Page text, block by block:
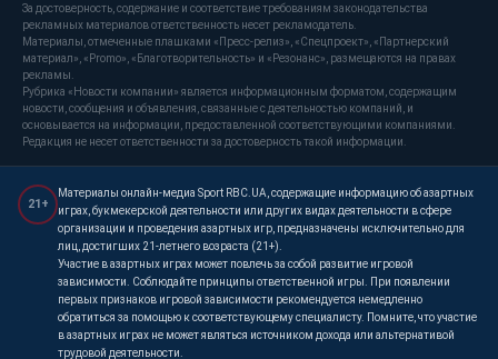
За достоверность, содержание и соответствие требованиям законодательства
рекламных материалов ответственность несет рекламодатель.
Материалы, отмеченные плашками «Пресс-релиз», «Спецпроект», «Партнерский
материал», «Promo», «Благотворительность» и «Резонанс», размещаются на правах
рекламы.
Рубрика «Новости компании» является информационным форматом, содержащим
новости, сообщения и объявления, связанные с деятельностью компаний, и
основывается на информации, предоставленной соответствующими компаниями.
Редакция не несет ответственности за достоверность такой информации.
21+
Материалы онлайн-медиа Sport RBC.UA, содержащие информацию об азартных
играх, букмекерской деятельности или других видах деятельности в сфере
организации и проведения азартных игр, предназначены исключительно для
лиц, достигших 21-летнего возраста (21+).
Участие в азартных играх может повлечь за собой развитие игровой
зависимости. Соблюдайте принципы ответственной игры. При появлении
первых признаков игровой зависимости рекомендуется немедленно
обратиться за помощью к соответствующему специалисту. Помните, что участие
в азартных играх не может являться источником дохода или альтернативой
трудовой деятельности.